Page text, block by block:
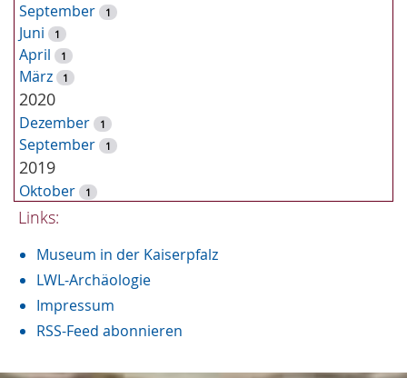
h
e
September 1
Juni 1
April 1
März 1
2020
Dezember 1
September 1
2019
Oktober 1
September
Juni 1
2018
Oktober 2
Juli 6
April 2
Links:
Museum in der Kaiserpfalz
LWL-Archäologie
Impressum
RSS-Feed abonnieren